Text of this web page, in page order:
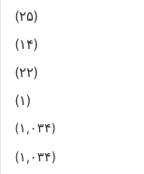
(۲۵)
(۱۴)
(۲۲)
(۱)
(۱,۰۳۴)
(۱,۰۳۴)